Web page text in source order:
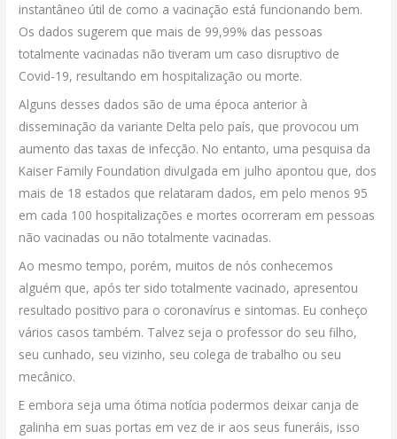
instantâneo útil de como a vacinação está funcionando bem.
Os dados sugerem que mais de 99,99% das pessoas
totalmente vacinadas não tiveram um caso disruptivo de
Covid-19, resultando em hospitalização ou morte.
Alguns desses dados são de uma época anterior à
disseminação da variante Delta pelo país, que provocou um
aumento das taxas de infecção. No entanto, uma pesquisa da
Kaiser Family Foundation divulgada em julho apontou que, dos
mais de 18 estados que relataram dados, em pelo menos 95
em cada 100 hospitalizações e mortes ocorreram em pessoas
não vacinadas ou não totalmente vacinadas.
Ao mesmo tempo, porém, muitos de nós conhecemos
alguém que, após ter sido totalmente vacinado, apresentou
resultado positivo para o coronavírus e sintomas. Eu conheço
vários casos também. Talvez seja o professor do seu filho,
seu cunhado, seu vizinho, seu colega de trabalho ou seu
mecânico.
E embora seja uma ótima notícia podermos deixar canja de
galinha em suas portas em vez de ir aos seus funeráis, isso